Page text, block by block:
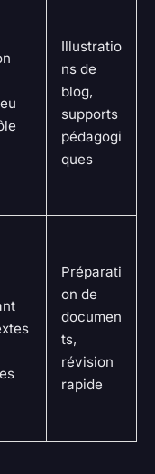
Illustratio
ns de
blog,
supports
pédagogi
ques
Préparati
on de
documen
ts,
révision
rapide